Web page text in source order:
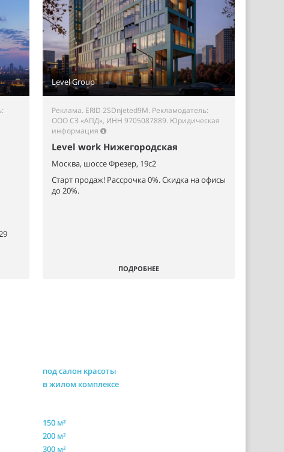
Level Group
Реклама. ERID 2SDnjeted9M. Рекламодатель:
ООО СЗ «АПД», ИНН 9705087889. Юридическая
информация
Level work Нижегородская
Москва, шоссе Фрезер, 19с2
Старт продаж! Рассрочка 0%. Скидка на офисы
до 20%.
ПОДРОБНЕЕ
под салон красоты
в жилом комплексе
150 м²
200 м²
300 м²